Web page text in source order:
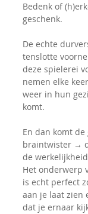
Bedenk of
geschenk.
De echte
tenslotte
deze spielerei
nemen elke
weer in hun
komt.
En dan komt de
braintwister →
de
Het onderwerp
is echt perfect
aan je laat zien
dat je ernaar